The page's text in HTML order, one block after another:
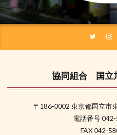
協同組合 国立
〒186-0002 東京都国立市
電話番号
FAX 042-